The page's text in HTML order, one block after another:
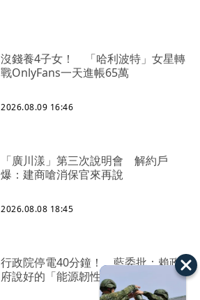
沒錢養4子女！ 「哈利波特」女星轉
戰OnlyFans一天進帳65萬
2026.08.09 16:46
「廣川漾」第三次說明會 解約戶
爆：建商嗆消保官來再說
2026.08.08 18:45
行政院停電40分鐘！ 藍委批：賴政
府說好的「能源韌性」呢